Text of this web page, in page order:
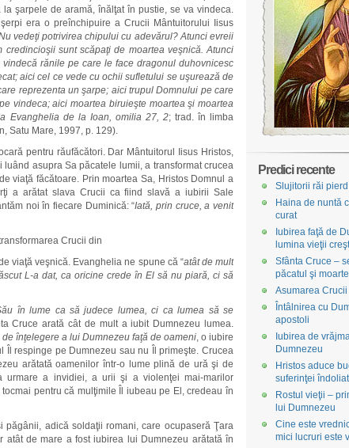
şarpele de aramă, înălţat în pustie, se va vindeca.
era o preînchipuire a Crucii Mântuitorului Iisus
vedeţi potrivirea chipului cu adevărul? Atunci evreii
sunt scăpaţi de moartea veşnică. Atunci
rănile pe care le face dragonul duhovnicesc
aici cel ce vede cu ochii sufletului se uşurează de
reprezenta un şarpe; aici trupul Domnului pe care
vindeca; aici moartea biruieşte moartea şi moartea
Evanghelia de la Ioan, omilia 27, 2; trad. în limba
Satu Mare, 1997, p. 129).
pentru răufăcători. Dar Mântuitorul Iisus Hristos,
asupra Sa păcatele lumii, a transformat crucea
viaţă făcătoare. Prin moartea Sa, Hristos Domnul a
a arătat slava Crucii ca fiind slavă a iubirii Sale
noi în fiecare Duminică: “Iată, prin cruce, a venit
Crucii din
viaţă veşnică. Evanghelia ne spune că “atât de mult
L-a dat, ca oricine crede în El să nu piară, ci să
în lume ca să judece lumea, ci ca lumea să se
Cruce arată cât de mult a iubit Dumnezeu lumea.
înţelegere a lui Dumnezeu faţă de oameni, o iubire
respinge pe Dumnezeu sau nu Îl primeşte. Crucea
arătată oamenilor într-o lume plină de ură şi de
urmare a invidiei, a urii şi a violenţei mai-marilor
pentru că mulţimile Îl iubeau pe El, credeau în
păgânii, adică soldaţii romani, care ocupaseră Ţara
de mare a fost iubirea lui Dumnezeu arătată în
Predici recente
Slujitorii răi
Haina de nuntă
curat
Iubirea faţă de
lumina vieţii
Sfânta Cruce –
păcatul şi
Asumarea
Întâlnirea cu
apostoli
Iubirea de
Dumnezeu
Hristos aduce
suferinţei
Rostul vieţii –
lui Dumnezeu
Cine este
mici lucruri este